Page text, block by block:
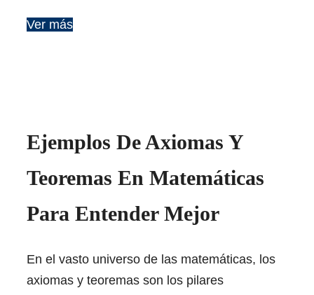
Ver más
Ejemplos De Axiomas Y
Teoremas En Matemáticas
Para Entender Mejor
En el vasto universo de las matemáticas, los
axiomas y teoremas son los pilares